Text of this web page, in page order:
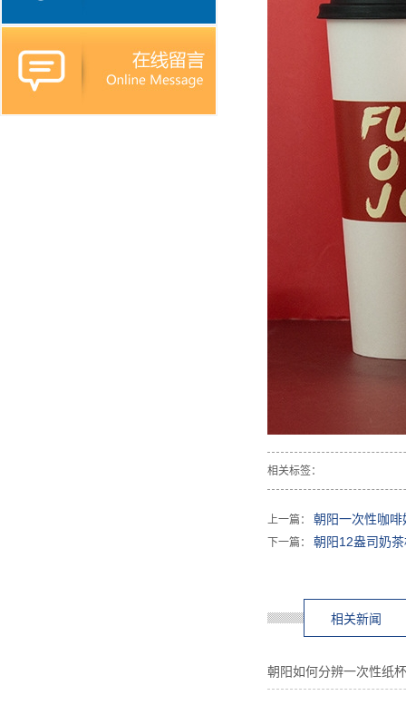
相关标签：
上一篇： 朝阳一次性咖啡
下一篇： 朝阳12盎司奶
相关新闻
朝阳如何分辨一次性纸